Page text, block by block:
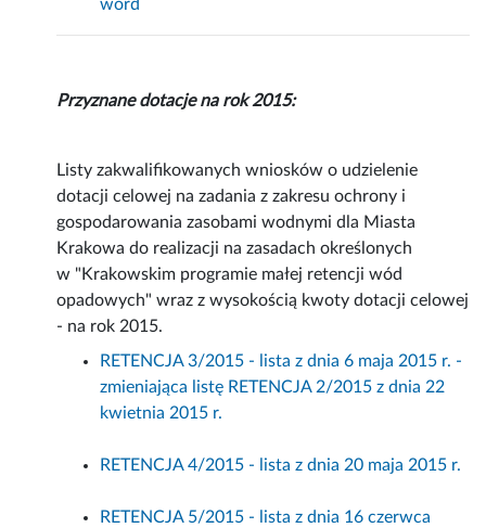
word
Przyznane dotacje na rok 2015:
Listy zakwalifikowanych wniosków o udzielenie
dotacji celowej na zadania z zakresu ochrony i
gospodarowania zasobami wodnymi dla Miasta
Krakowa do realizacji na zasadach określonych
w "Krakowskim programie małej retencji wód
opadowych" wraz z wysokością kwoty dotacji celowej
- na rok 2015.
RETENCJA 3/2015 - lista z dnia 6 maja 2015 r. -
zmieniająca listę RETENCJA 2/2015 z dnia 22
kwietnia 2015 r.
RETENCJA 4/2015 - lista z dnia 20 maja 2015 r.
RETENCJA 5/2015 - lista z dnia 16 czerwca